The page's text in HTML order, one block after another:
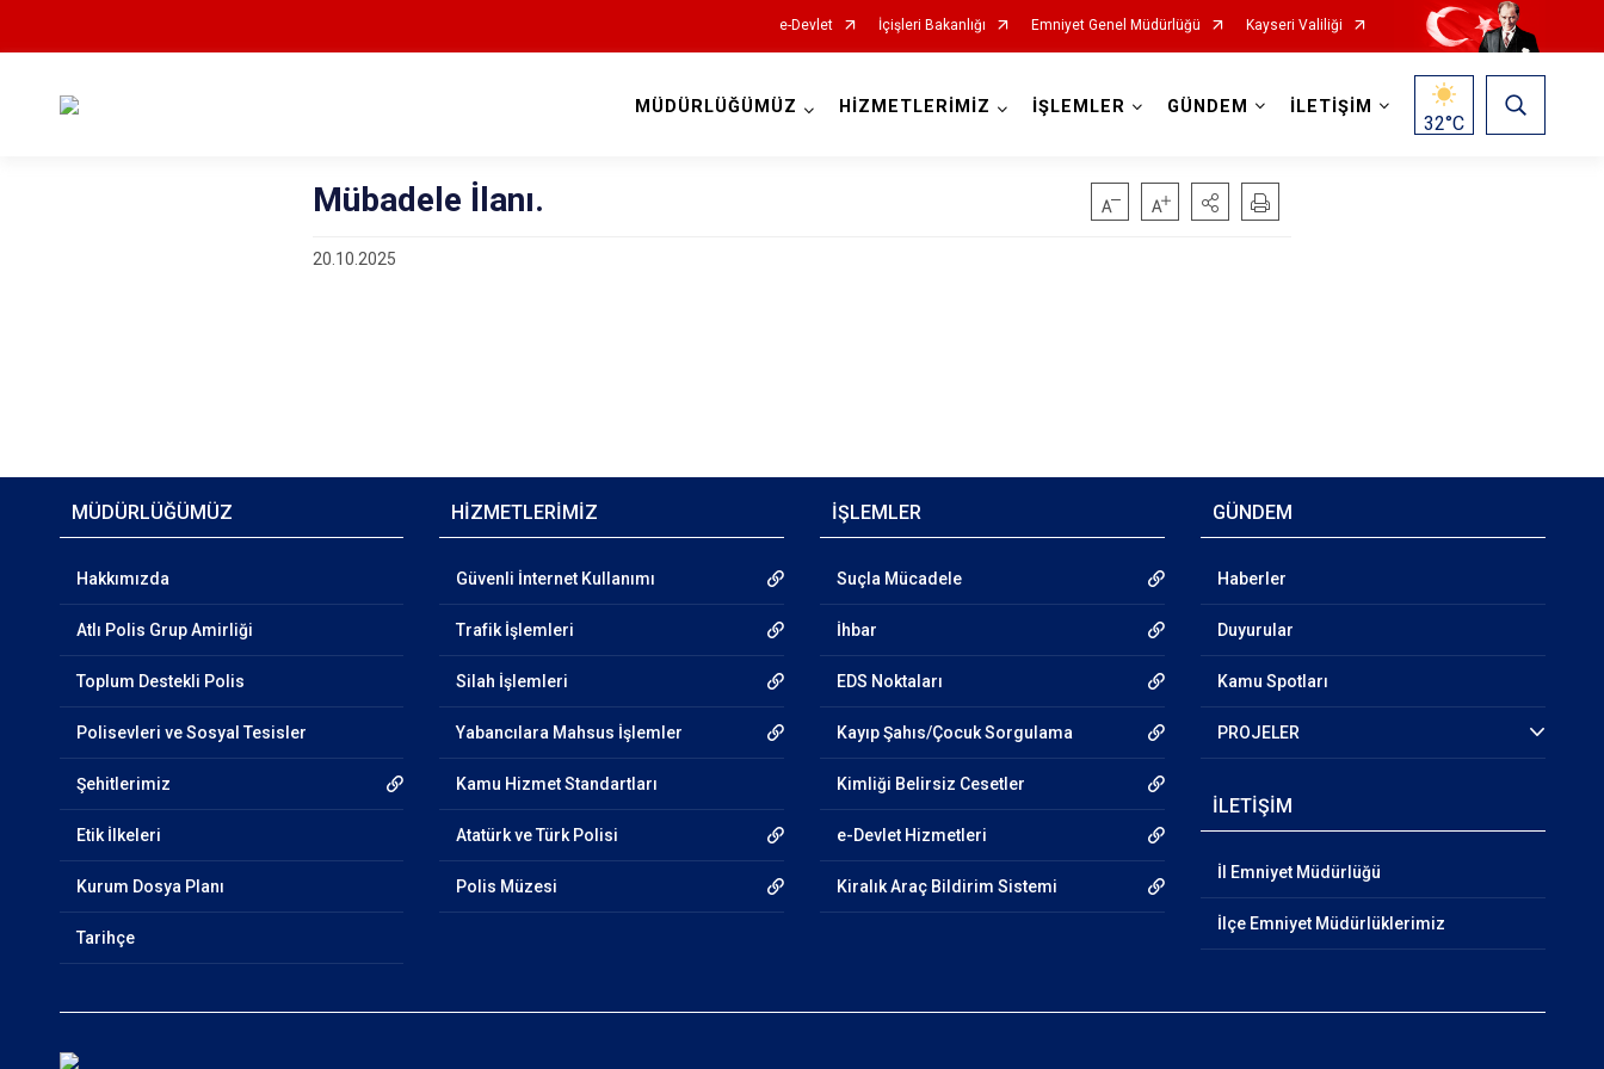
e-Devlet İçişleri Bakanlığı Emniyet Genel Müdürlüğü Kayseri Valiliği
MÜDÜRLÜĞÜMÜZ HİZMETLERİMİZ İŞLEMLER GÜNDEM İLETİŞİM
32°C
Mübadele İlanı.
20.10.2025
MÜDÜRLÜĞÜMÜZ
Hakkımızda
Atlı Polis Grup Amirliği
Toplum Destekli Polis
Polisevleri ve Sosyal Tesisler
Şehitlerimiz
Etik İlkeleri
Kurum Dosya Planı
Tarihçe
HİZMETLERİMİZ
Güvenli İnternet Kullanımı
Trafik İşlemleri
Silah İşlemleri
Yabancılara Mahsus İşlemler
Kamu Hizmet Standartları
Atatürk ve Türk Polisi
Polis Müzesi
İŞLEMLER
Suçla Mücadele
İhbar
EDS Noktaları
Kayıp Şahıs/Çocuk Sorgulama
Kimliği Belirsiz Cesetler
e-Devlet Hizmetleri
Kiralık Araç Bildirim Sistemi
GÜNDEM
Haberler
Duyurular
Kamu Spotları
PROJELER
İLETİŞİM
İl Emniyet Müdürlüğü
İlçe Emniyet Müdürlüklerimiz